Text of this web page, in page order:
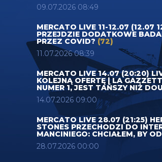
09.07.2026 08:49
MERCATO LIVE 11-12.07 (12.07
PRZEJDZIE DODATKOWE
PRZEZ COVID? (72)
11.07.2026 08:39
MERCATO LIVE 14.07 (20:20)
KOLEJNĄ OFERTĘ | LA
NUMER 1, JEST TAŃSZY NIŻ
14.07.2026 09:00
MERCATO LIVE 28.07 (21:25)
STONES PRZECHODZI DO
MANCINIEGO: CHCIAŁEM, BY
28.07.2026 00:00